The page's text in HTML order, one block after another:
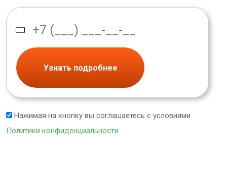
Узнать подробнее
Нажимая на кнопку вы соглашаетесь с условиями
Политики конфиденциальности